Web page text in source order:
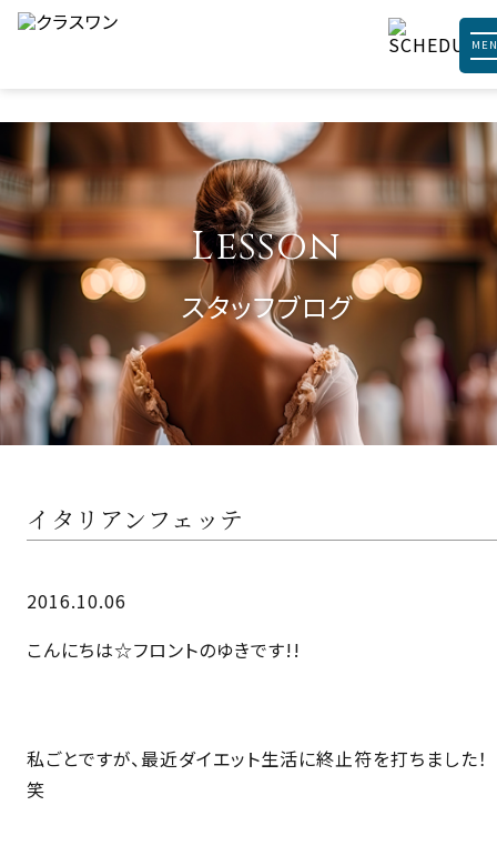
Lesson
スタッフブログ
イタリアンフェッテ
2016.10.06
こんにちは☆フロントのゆきです!!
私ごとですが、最近ダイエット生活に終止符を打ちました！
笑